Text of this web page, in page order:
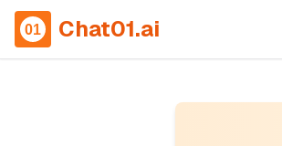
Chat01.ai